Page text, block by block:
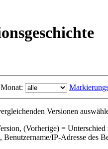
Versionen
(Vorherige) = Unterschied
IP-Adresse des